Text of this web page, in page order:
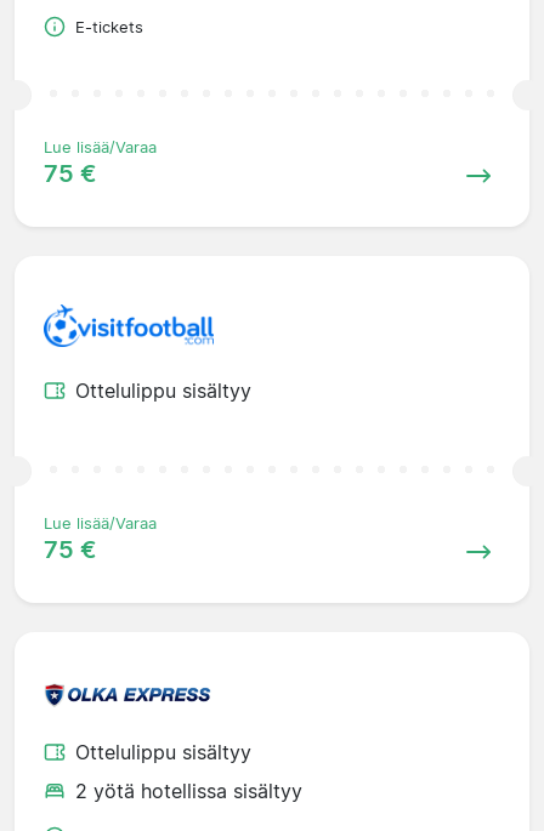
E-tickets
Lue lisää/Varaa
75 €
Ottelulippu sisältyy
Lue lisää/Varaa
75 €
Ottelulippu sisältyy
2 yötä hotellissa sisältyy